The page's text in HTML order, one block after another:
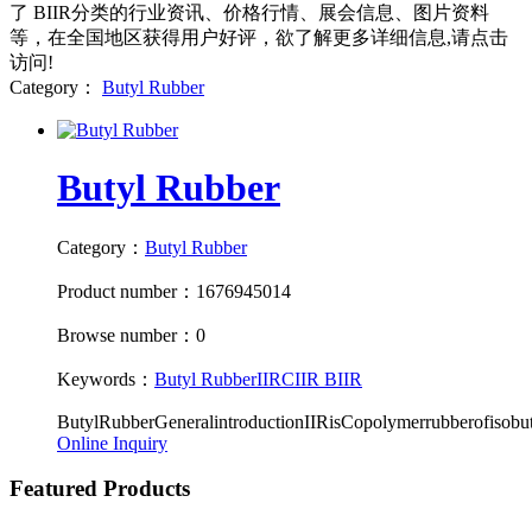
了 BIIR分类的行业资讯、价格行情、展会信息、图片资料
等，在全国地区获得用户好评，欲了解更多详细信息,请点击
访问!
Category：
Butyl Rubber
Butyl Rubber
Category： Butyl Rubber
Product number：1676945014
Browse number：0
Keywords： Butyl RubberIIRCIIR BIIR
Online Inquiry
Featured Products